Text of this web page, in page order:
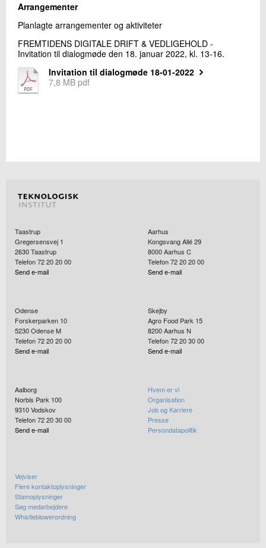
Arrangementer
Planlagte arrangementer og aktiviteter
FREMTIDENS DIGITALE DRIFT & VEDLIGEHOLD -
Invitation til dialogmøde den 18. januar 2022, kl. 13-16.
Invitation til dialogmøde 18-01-2022
7,8 MB pdf
Taastrup
Gregersensvej 1
2630Taastrup
Telefon 72 20 20 00
Send e-mail
Aarhus
Kongsvang Allé 29
8000Aarhus C
Telefon 72 20 20 00
Send e-mail
Odense
Forskerparken 10
5230Odense M
Telefon 72 20 20 00
Send e-mail
Skejby
Agro Food Park 15
8200Aarhus N
Telefon 72 20 30 00
Send e-mail
Aalborg
Norbis Park 100
9310Vodskov
Telefon 72 20 30 00
Send e-mail
Hvem er vi
Organisation
Job og Karriere
Presse
Persondatapolitik
Vejviser
Flere kontaktoplysninger
Stamoplysninger
Søg medarbejdere
Whistleblowerordning